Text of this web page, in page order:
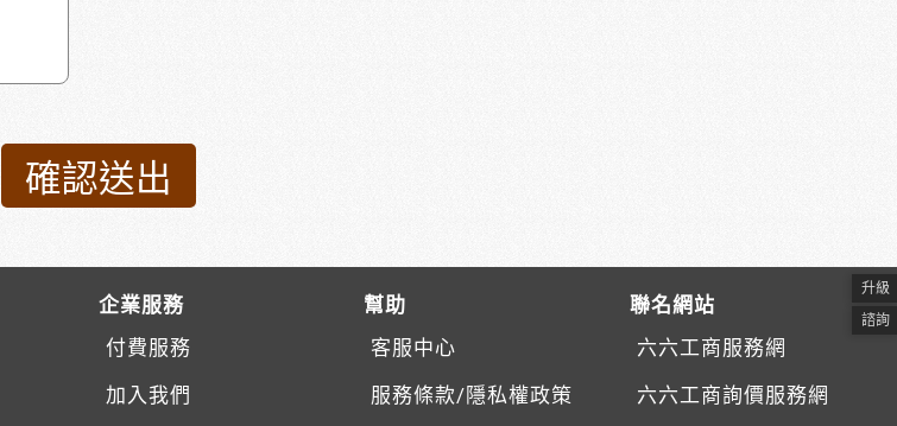
企業服務
付費服務
加入我們
幫助
客服中心
服務條款/隱私權政策
聯名網站
六六工商服務網
六六工商詢價服務網
升級
諮詢